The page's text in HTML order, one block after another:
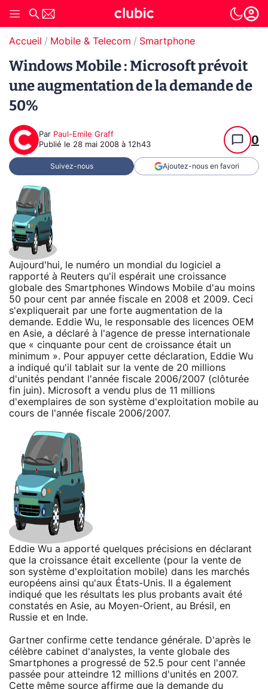
Accueil Mobile & Telecom Smartphone
Windows Mobile : Microsoft prévoit
une augmentation de la demande de
50%
Par Paul-Emile Graff
Publié le 28 mai 2008 à 12h43 0
Suivez-nous Ajoutez-nous en favori
Aujourd'hui, le numéro un mondial du logiciel a
rapporté à Reuters qu'il espérait une croissance
globale des Smartphones Windows Mobile d'au moins
50 pour cent par année fiscale en 2008 et 2009. Ceci
s'expliquerait par une forte augmentation de la
demande. Eddie Wu, le responsable des licences OEM
en Asie, a déclaré à l'agence de presse internationale
que « cinquante pour cent de croissance était un
minimum ». Pour appuyer cette déclaration, Eddie Wu
a indiqué qu'il tablait sur la vente de 20 millions
d'unités pendant l'année fiscale 2006/2007 (clôturée
fin juin). Microsoft a vendu plus de 11 millions
d'exemplaires de son système d'exploitation mobile au
cours de l'année fiscale 2006/2007.
Eddie Wu a apporté quelques précisions en déclarant
que la croissance était excellente (pour la vente de
son système d'exploitation mobile) dans les marchés
européens ainsi qu'aux États-Unis. Il a également
indiqué que les résultats les plus probants avait été
constatés en Asie, au Moyen-Orient, au Brésil, en
Russie et en Inde.
Gartner confirme cette tendance générale. D'après le
célèbre cabinet d'analystes, la vente globale des
Smartphones a progressé de 52.5 pour cent l'année
passée pour atteindre 12 millions d'unités en 2007.
Cette même source affirme que la demande du